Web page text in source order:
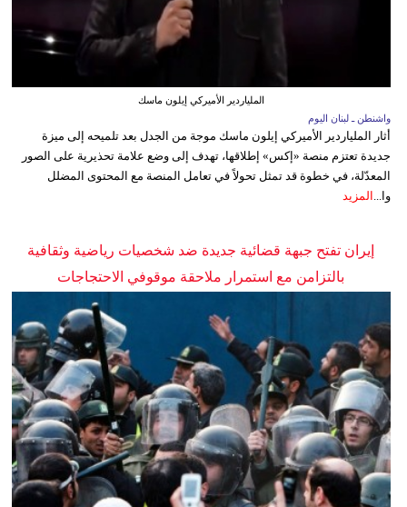
الملياردير الأميركي إيلون ماسك
واشنطن ـ لبنان اليوم
أثار الملياردير الأميركي إيلون ماسك موجة من الجدل بعد تلميحه إلى ميزة
جديدة تعتزم منصة «إكس» إطلاقها، تهدف إلى وضع علامة تحذيرية على الصور
المعدّلة، في خطوة قد تمثل تحولاً في تعامل المنصة مع المحتوى المضلل
وا... المزيد
إيران تفتح جبهة قضائية جديدة ضد شخصيات رياضية وثقافية
بالتزامن مع استمرار ملاحقة موقوفي الاحتجاجات